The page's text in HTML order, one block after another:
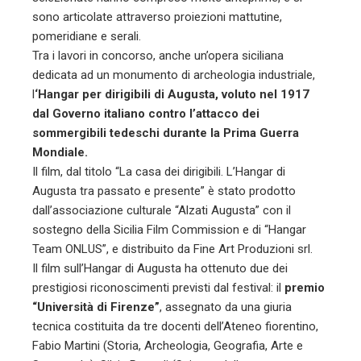
sono articolate attraverso proiezioni mattutine,
pomeridiane e serali.
Tra i lavori in concorso, anche un’opera siciliana
dedicata ad un monumento di archeologia industriale,
l‘Hangar per dirigibili di Augusta, voluto nel 1917
dal Governo italiano contro l’attacco dei
sommergibili tedeschi durante la Prima Guerra
Mondiale.
Il film, dal titolo “La casa dei dirigibili. L’Hangar di
Augusta tra passato e presente” è stato prodotto
dall’associazione culturale “Alzati Augusta” con il
sostegno della Sicilia Film Commission e di “Hangar
Team ONLUS”, e distribuito da Fine Art Produzioni srl.
Il film sull’Hangar di Augusta ha ottenuto due dei
prestigiosi riconoscimenti previsti dal festival: il premio
“Università di Firenze”, assegnato da una giuria
tecnica costituita da tre docenti dell’Ateneo fiorentino,
Fabio Martini (Storia, Archeologia, Geografia, Arte e